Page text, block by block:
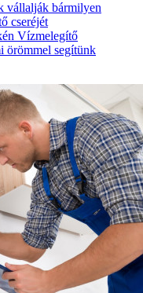
vállalják bármilyen
cseréjét
Vízmelegítő
örömmel segítünk